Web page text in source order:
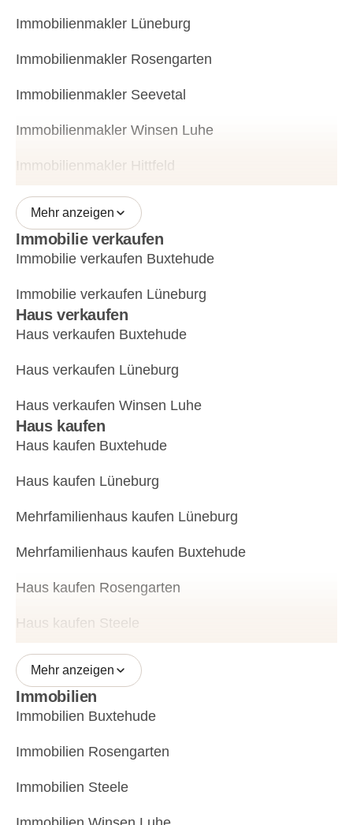
Immobilienmakler Lüneburg
Immobilienmakler Rosengarten
Immobilienmakler Seevetal
Immobilienmakler Winsen Luhe
Immobilienmakler Hittfeld
Mehr anzeigen
Immobilie verkaufen
Immobilie verkaufen Buxtehude
Immobilie verkaufen Lüneburg
Haus verkaufen
Haus verkaufen Buxtehude
Haus verkaufen Lüneburg
Haus verkaufen Winsen Luhe
Haus kaufen
Haus kaufen Buxtehude
Haus kaufen Lüneburg
Mehrfamilienhaus kaufen Lüneburg
Mehrfamilienhaus kaufen Buxtehude
Haus kaufen Rosengarten
Haus kaufen Steele
Mehr anzeigen
Immobilien
Immobilien Buxtehude
Immobilien Rosengarten
Immobilien Steele